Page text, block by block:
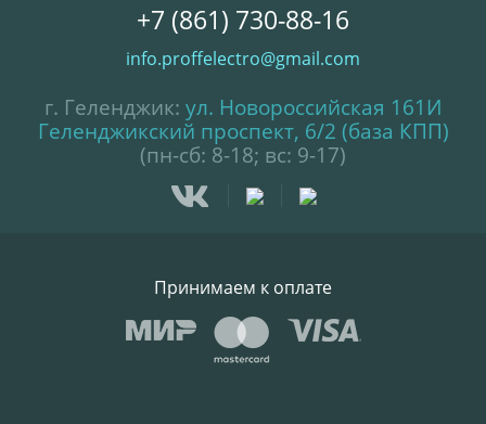
+7 (861) 730-88-16
info.proffelectro@gmail.com
г. Геленджик: ул. Новороссийская 161И
Геленджикский проспект, 6/2 (база КПП)
(пн-сб: 8-18; вс: 9-17)
Принимаем к оплате